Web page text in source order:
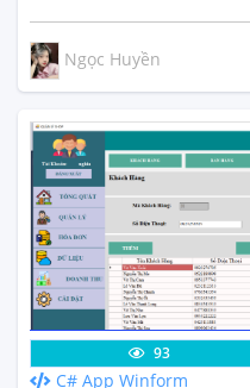
Ngọc Huyền
Lưu code
93
C# App Winform